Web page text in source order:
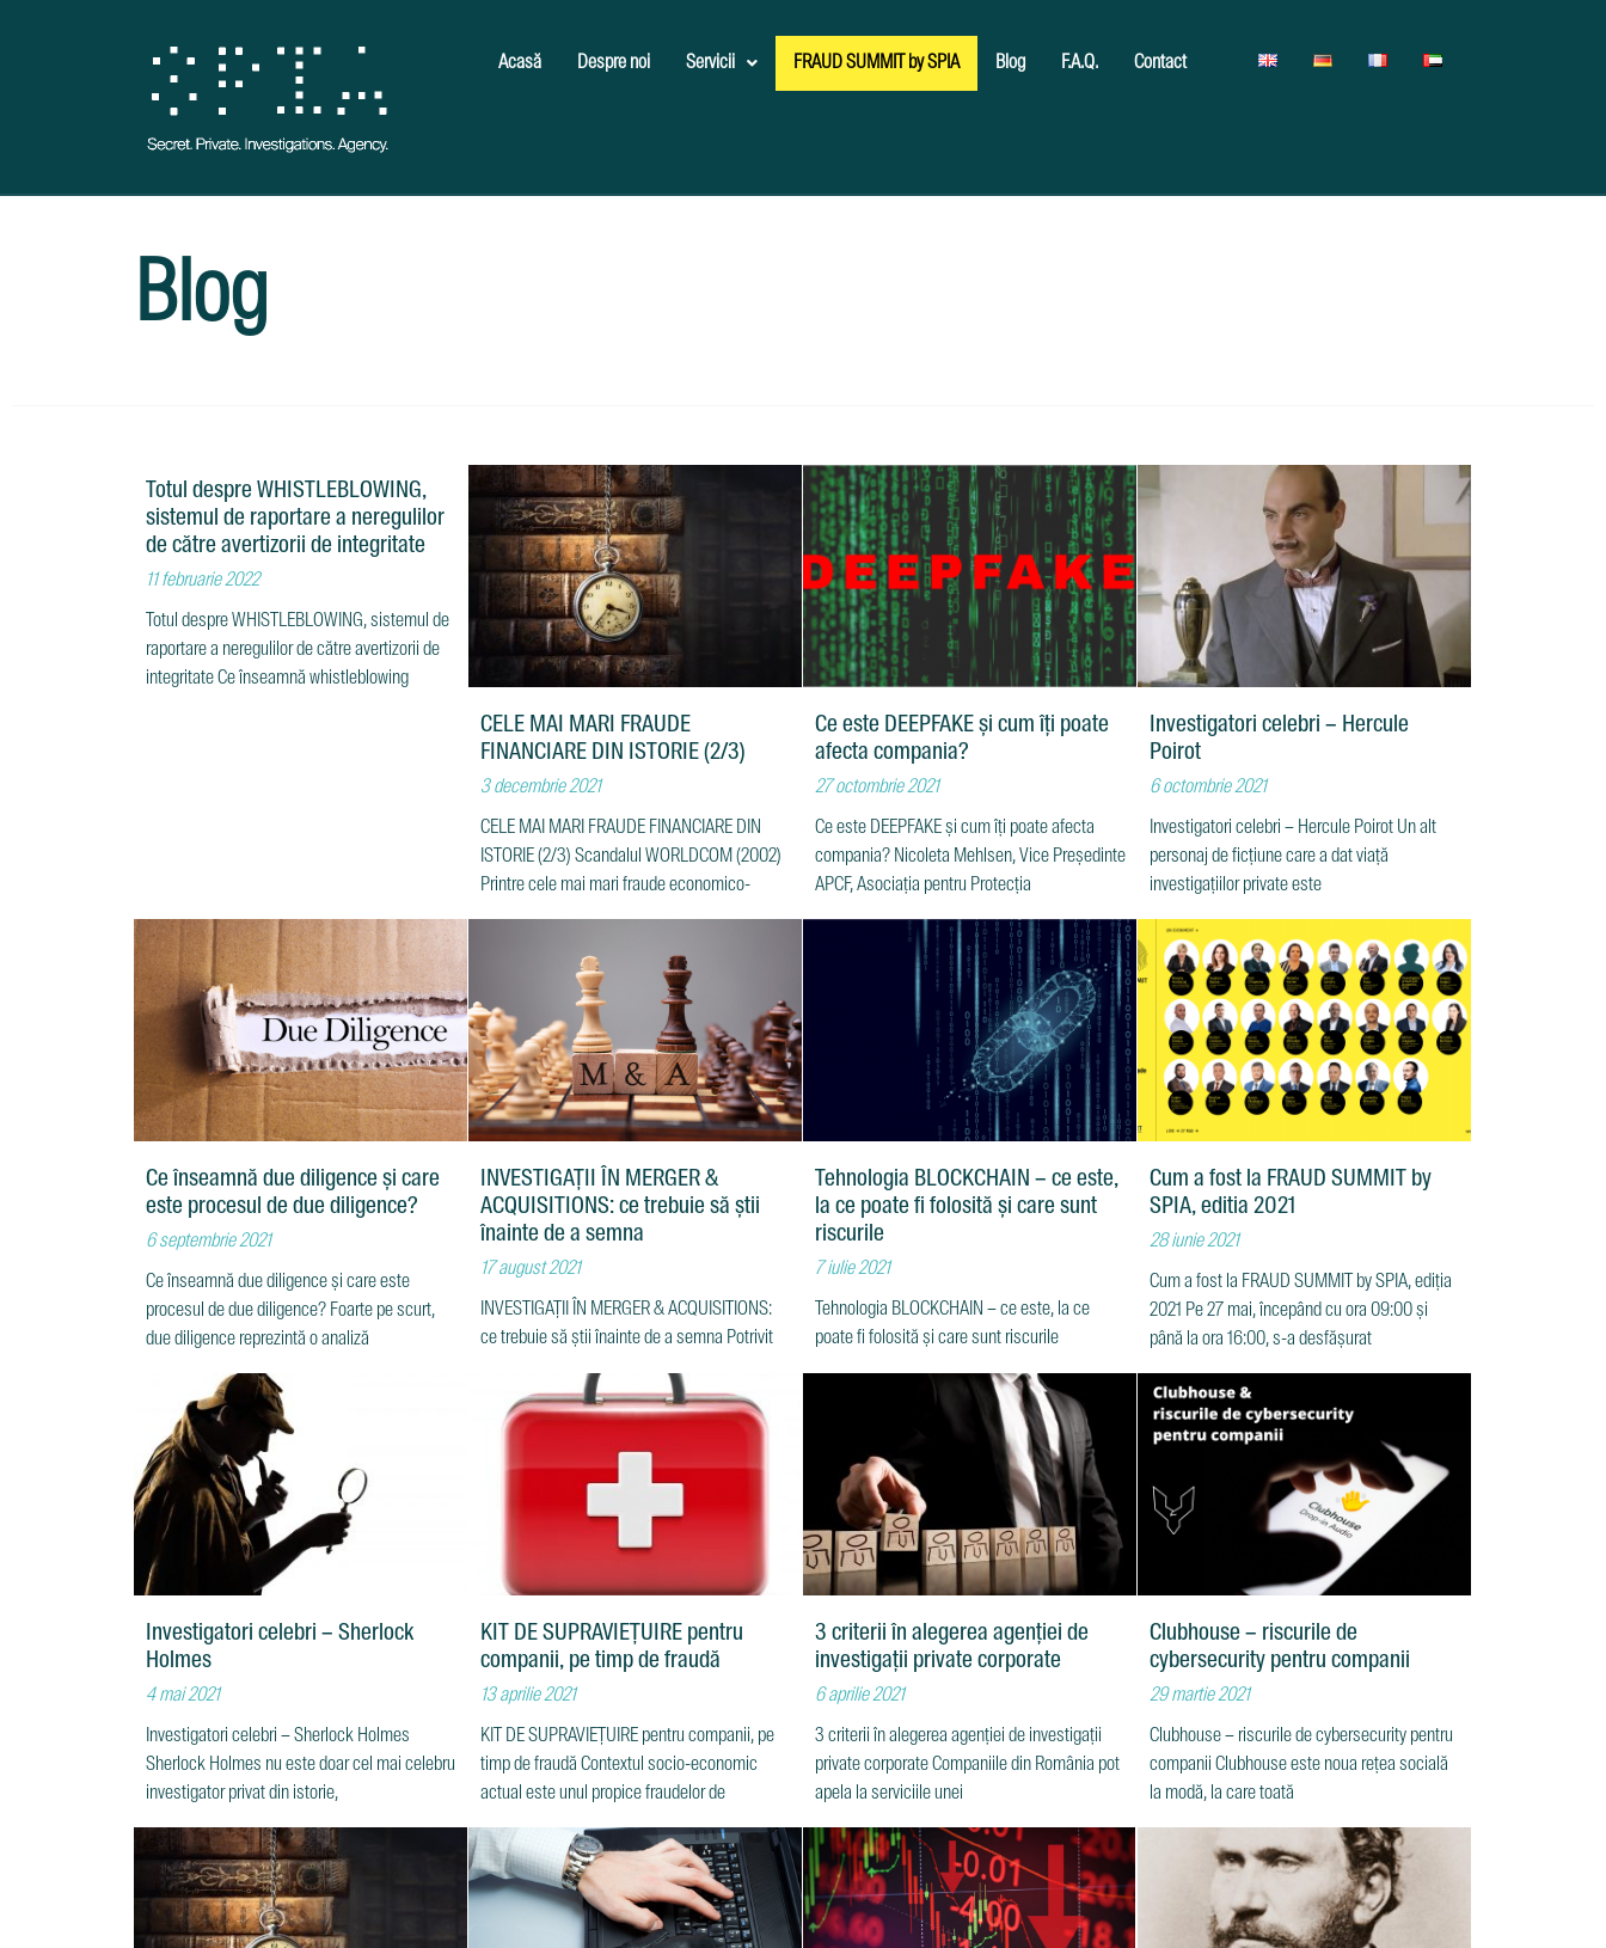
Acasă Despre noi Servicii FRAUD SUMMIT by SPIA Blog F.A.Q. Contact
Blog
Totul despre WHISTLEBLOWING,
sistemul de raportare a neregulilor
de către avertizorii de integritate
11 februarie 2022
Totul despre WHISTLEBLOWING, sistemul de
raportare a neregulilor de către avertizorii de
integritate Ce înseamnă whistleblowing
CELE MAI MARI FRAUDE
FINANCIARE DIN ISTORIE (2/3)
3 decembrie 2021
CELE MAI MARI FRAUDE FINANCIARE DIN
ISTORIE (2/3) Scandalul WORLDCOM (2002)
Printre cele mai mari fraude economico-
financiare
Ce este DEEPFAKE și cum îți poate
afecta compania?
27 octombrie 2021
Ce este DEEPFAKE și cum îți poate afecta
compania? Nicoleta Mehlsen, Vice Președinte
APCF, Asociația pentru Protecția
Investigatori celebri – Hercule
Poirot
6 octombrie 2021
Investigatori celebri – Hercule Poirot Un alt
personaj de ficțiune care a dat viață
investigațiilor private este
Ce înseamnă due diligence și care
este procesul de due diligence?
6 septembrie 2021
Ce înseamnă due diligence și care este
procesul de due diligence? Foarte pe scurt,
due diligence reprezintă o analiză
INVESTIGAȚII ÎN MERGER &
ACQUISITIONS: ce trebuie să știi
înainte de a semna
17 august 2021
INVESTIGAȚII ÎN MERGER & ACQUISITIONS:
ce trebuie să știi înainte de a semna Potrivit
Tehnologia BLOCKCHAIN – ce este,
la ce poate fi folosită și care sunt
riscurile
7 iulie 2021
Tehnologia BLOCKCHAIN – ce este, la ce
poate fi folosită și care sunt riscurile
Cum a fost la FRAUD SUMMIT by
SPIA, editia 2021
28 iunie 2021
Cum a fost la FRAUD SUMMIT by SPIA, ediția
2021 Pe 27 mai, începând cu ora 09:00 și
până la ora 16:00, s-a desfășurat
Investigatori celebri – Sherlock
Holmes
4 mai 2021
Investigatori celebri – Sherlock Holmes
Sherlock Holmes nu este doar cel mai celebru
investigator privat din istorie,
KIT DE SUPRAVIEȚUIRE pentru
companii, pe timp de fraudă
13 aprilie 2021
KIT DE SUPRAVIEȚUIRE pentru companii, pe
timp de fraudă Contextul socio-economic
actual este unul propice fraudelor de
3 criterii în alegerea agenției de
investigații private corporate
6 aprilie 2021
3 criterii în alegerea agenției de investigații
private corporate Companiile din România pot
apela la serviciile unei
Clubhouse – riscurile de
cybersecurity pentru companii
29 martie 2021
Clubhouse – riscurile de cybersecurity pentru
companii Clubhouse este noua rețea socială
la modă, la care toată